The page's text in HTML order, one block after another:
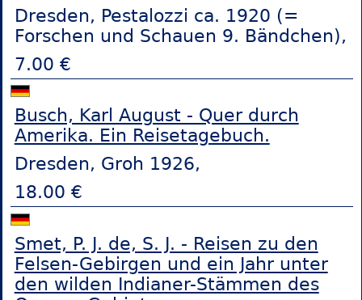
Dresden, Pestalozzi ca. 1920 (=
Forschen und Schauen 9. Bändchen),
7.00 €
Busch, Karl August - Quer durch
Amerika. Ein Reisetagebuch.
Dresden, Groh 1926,
18.00 €
Smet, P. J. de, S. J. - Reisen zu den
Felsen-Gebirgen und ein Jahr unter
den wilden Indianer-Stämmen des